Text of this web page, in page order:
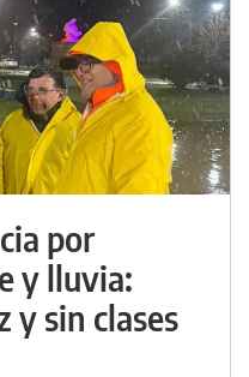
por
y lluvia:
y sin clases